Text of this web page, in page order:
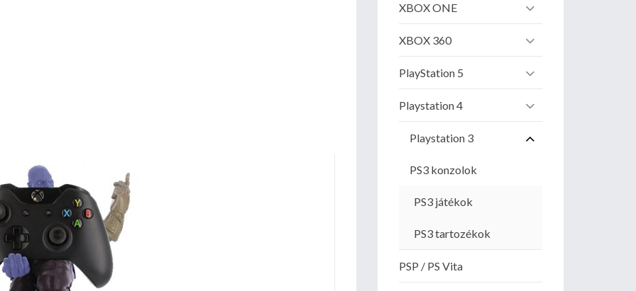
XBOX ONE
XBOX 360
PlayStation 5
Playstation 4
Playstation 3
PS3 konzolok
PS3 játékok
PS3 tartozékok
PSP / PS Vita